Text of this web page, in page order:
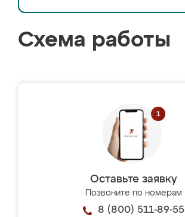
Схема работы
Оставьте заявку
Позвоните по номерам
8 (800) 511-89-55